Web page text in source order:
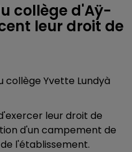
collège d'Aÿ-
leur droit de
collège Yvette Lundyà
leur droit de
d'un campement de
l'établissement.